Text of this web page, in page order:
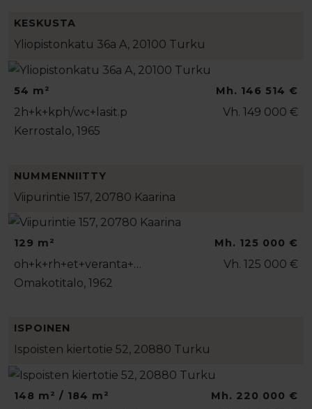
KESKUSTA
Yliopistonkatu 36a A, 20100 Turku
54 m²
2h+k+kph/wc+lasit.p
Kerrostalo, 1965
Mh. 146 514 €
Vh. 149 000 €
NUMMENNIITTY
Viipurintie 157, 20780 Kaarina
129 m²
oh+k+rh+et+veranta+…
Omakotitalo, 1962
Mh. 125 000 €
Vh. 125 000 €
ISPOINEN
Ispoisten kiertotie 52, 20880 Turku
148 m² / 184 m² Mh. 220 000 €